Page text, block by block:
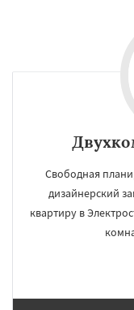
Свободная
дизайнерский
квартиру в